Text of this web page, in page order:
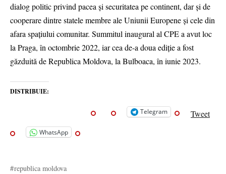
dialog politic privind pacea și securitatea pe continent, dar și de
cooperare dintre statele membre ale Uniunii Europene și cele din
afara spațiului comunitar. Summitul inaugural al CPE a avut loc
la Praga, în octombrie 2022, iar cea de-a doua ediție a fost
găzduită de Republica Moldova, la Bulboaca, în iunie 2023.
DISTRIBUIE:
Telegram Tweet
WhatsApp
republica moldova